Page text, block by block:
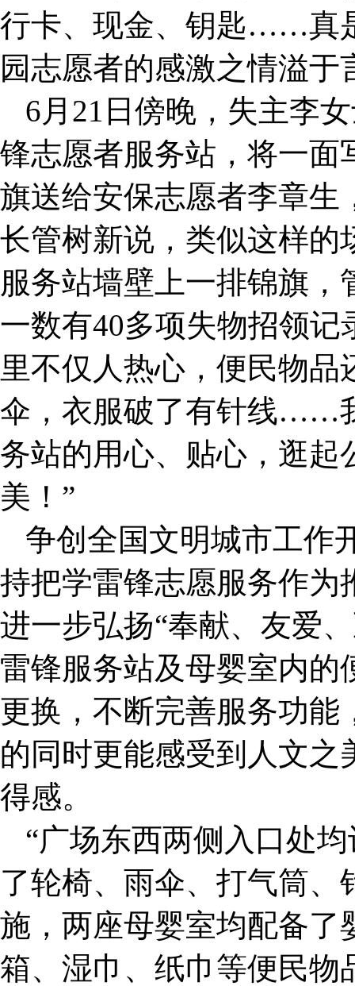
行卡、现金、钥匙……真
园志愿者的感激之情溢于
6月21日傍晚，失主李
锋志愿者服务站，将一面
旗送给安保志愿者李章生
长管树新说，类似这样的
服务站墙壁上一排锦旗，
一数有40多项失物招领
里不仅人热心，便民物
伞，衣服破了有针线……
务站的用心、贴心，逛起
美！”
争创全国文明城市工作
持把学雷锋志愿服务作为
进一步弘扬“奉献、友爱
雷锋服务站及母婴室内的
更换，不断完善服务功能
的同时更能感受到人文
得感。
“广场东西两侧入口处
了轮椅、雨伞、打气筒
施，两座母婴室均配备了
箱、湿巾、纸巾等便民物